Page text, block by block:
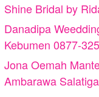
Shine Bridal by
Danadipa
Kebumen 0877-
Jona Oemah
Ambarawa